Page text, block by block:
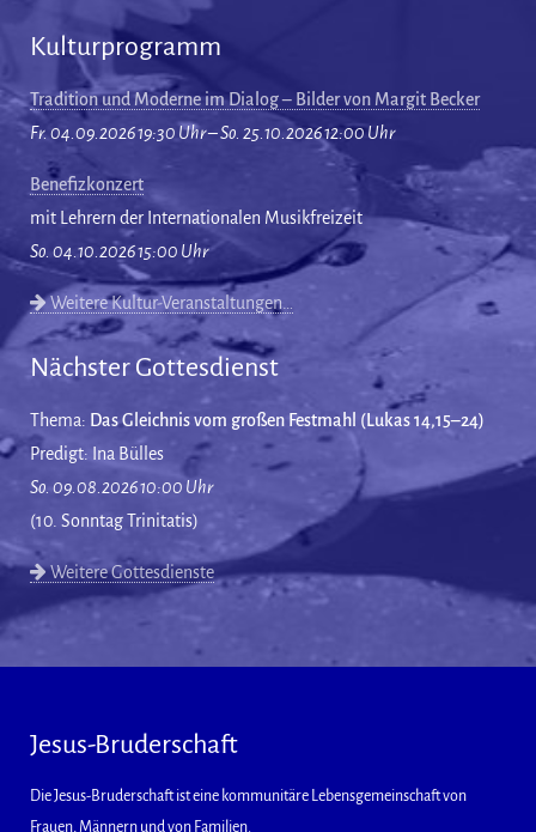
Kulturprogramm
Tradition und Moderne im Dialog – Bilder von Margit Becker
Fr. 04.09.2026 19:30 Uhr – So. 25.10.2026 12:00 Uhr
Benefizkonzert
mit Lehrern der Internationalen Musikfreizeit
So. 04.10.2026 15:00 Uhr
Weitere Kultur-Veranstaltungen…
Nächster Gottesdienst
Thema: Das Gleichnis vom großen Festmahl (Lukas 14,15–24)
Predigt: Ina Bülles
So. 09.08.2026 10:00 Uhr
(10. Sonntag Trinitatis)
Weitere Gottesdienste
Jesus-Bruderschaft
Die Jesus-Bruderschaft ist eine kommunitäre Lebensgemeinschaft von
Frauen, Männern und von Familien.